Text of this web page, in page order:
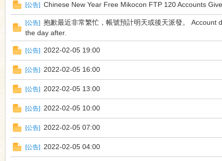
[公告] Chinese New Year Free Mikocon FTP 120 Accounts
[公告] 抱歉最近非常繁忙，帳號預計明天或後天派發。 Account
the day after.
[公告] 2022-02-05 19:00
[公告] 2022-02-05 16:00
[公告] 2022-02-05 13:00
[公告] 2022-02-05 10:00
[公告] 2022-02-05 07:00
[公告] 2022-02-05 04:00